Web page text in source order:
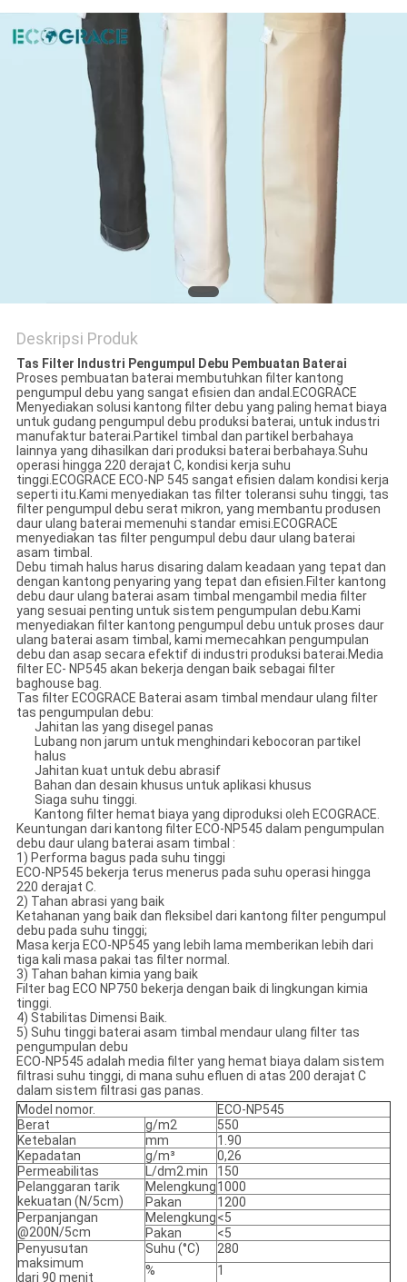
PRIVACY
POLICY
Deskripsi Produk
Tas Filter Industri Pengumpul Debu Pembuatan Baterai
Proses pembuatan baterai membutuhkan filter kantong
pengumpul debu yang sangat efisien dan andal.ECOGRACE
Menyediakan solusi kantong filter debu yang paling hemat biaya
untuk gudang pengumpul debu produksi baterai, untuk industri
manufaktur baterai.Partikel timbal dan partikel berbahaya
lainnya yang dihasilkan dari produksi baterai berbahaya.Suhu
operasi hingga 220 derajat C, kondisi kerja suhu
tinggi.ECOGRACE ECO-NP 545 sangat efisien dalam kondisi kerja
seperti itu.Kami menyediakan tas filter toleransi suhu tinggi, tas
filter pengumpul debu serat mikron, yang membantu produsen
daur ulang baterai memenuhi standar emisi.ECOGRACE
menyediakan tas filter pengumpul debu daur ulang baterai
asam timbal.
Debu timah halus harus disaring dalam keadaan yang tepat dan
dengan kantong penyaring yang tepat dan efisien.Filter kantong
debu daur ulang baterai asam timbal mengambil media filter
yang sesuai penting untuk sistem pengumpulan debu.Kami
menyediakan filter kantong pengumpul debu untuk proses daur
ulang baterai asam timbal, kami memecahkan pengumpulan
debu dan asap secara efektif di industri produksi baterai.Media
filter EC- NP545 akan bekerja dengan baik sebagai filter
baghouse bag.
Tas filter ECOGRACE Baterai asam timbal mendaur ulang filter
tas pengumpulan debu:
Jahitan las yang disegel panas
Lubang non jarum untuk menghindari kebocoran partikel
halus
Jahitan kuat untuk debu abrasif
Bahan dan desain khusus untuk aplikasi khusus
Siaga suhu tinggi.
Kantong filter hemat biaya yang diproduksi oleh ECOGRACE.
Keuntungan dari kantong filter ECO-NP545 dalam pengumpulan
debu daur ulang baterai asam timbal :
1) Performa bagus pada suhu tinggi
ECO-NP545 bekerja terus menerus pada suhu operasi hingga
220 derajat C.
2) Tahan abrasi yang baik
Ketahanan yang baik dan fleksibel dari kantong filter pengumpul
debu pada suhu tinggi;
Masa kerja ECO-NP545 yang lebih lama memberikan lebih dari
tiga kali masa pakai tas filter normal.
3) Tahan bahan kimia yang baik
Filter bag ECO NP750 bekerja dengan baik di lingkungan kimia
tinggi.
4) Stabilitas Dimensi Baik.
5) Suhu tinggi baterai asam timbal mendaur ulang filter tas
pengumpulan debu
ECO-NP545 adalah media filter yang hemat biaya dalam sistem
filtrasi suhu tinggi, di mana suhu efluen di atas 200 derajat C
dalam sistem filtrasi gas panas.
Model nomor.
ECO-NP545
Berat
g/m2
550
Ketebalan
mm
1.90
Kepadatan
g/m³
0,26
Permeabilitas
L/dm2.min
150
Pelanggaran tarik
kekuatan (N/5cm)
Melengkung1000
Pakan
1200
Perpanjangan
@200N/5cm
Melengkung<5
Pakan
<5
Penyusutan
maksimum
dari 90 menit
Suhu (°C)
280
%
1